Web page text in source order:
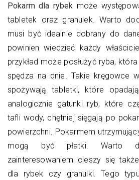
Pokarm dla rybek może
tabletek oraz granulek. Warto
musi być idealnie dobrany do
powinien wiedzieć każdy
przykład może posłużyć ryba,
spędza na dnie. Takie kręgowce
spożywają tabletki, które
analogicznie gatunki ryb, które
tafli wody, chętniej sięgają po
powierzchni. Pokarmem
mogą być płatki. Warto
zainteresowaniem cieszy się
dla rybek czy granulki. Tego